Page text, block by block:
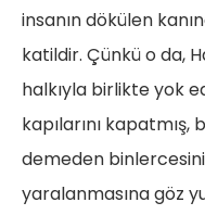
insanın dökülen
katildir. Çünkü o da,
halkıyla birlikte yok
kapılarını kapatmış,
demeden
yaralanmasına göz